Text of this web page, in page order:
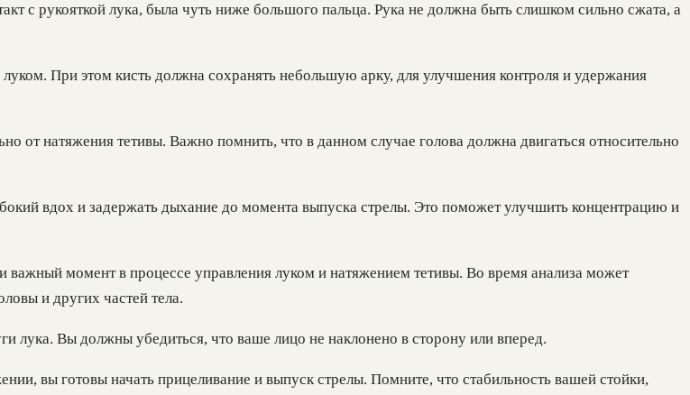
с рукояткой лука, была чуть ниже большого пальца. Рука не должна быть слишком сильно сжата, а
При этом кисть должна сохранять небольшую арку, для улучшения контроля и удержания
от натяжения тетивы. Важно помнить, что в данном случае голова должна двигаться относительно
вдох и задержать дыхание до момента выпуска стрелы. Это поможет улучшить концентрацию и
важный момент в процессе управления луком и натяжением тетивы. Во время анализа может
и других частей тела.
лука. Вы должны убедиться, что ваше лицо не наклонено в сторону или вперед.
вы готовы начать прицеливание и выпуск стрелы. Помните, что стабильность вашей стойки,